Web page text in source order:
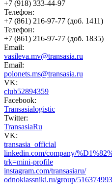
+7 (918) 333-44-97
Телефон:
+7 (861) 216-97-77 (доб. 1411)
Телефон:
+7 (861) 216-97-77 (доб. 1835)
Email:
vasileva.mv@transasia.ru
Email:
polonets.ms@transasia.ru
VK:
club52894359
Facebook:
Transasialogistic
Twitter:
TransasiaRu
VK:
transasia_official
linkedin.com/company/
trk=mini-profile
instagram.com/transasiaru/
odnoklassniki.ru/group/